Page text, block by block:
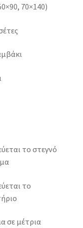
70×140)
το στεγνό
το
σε μέτρια